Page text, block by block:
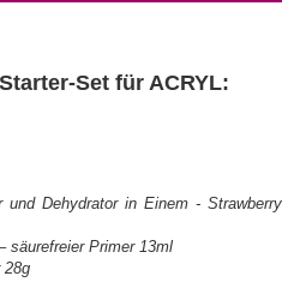
Set für ACRYL:
Dehydrator in Einem - Strawberry
säurefreier Primer 13ml
28g